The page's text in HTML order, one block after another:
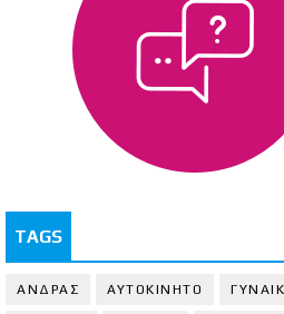
TAGS
ΑΝΔΡΑΣ ΑΥΤΟΚΙΝΗΤΟ